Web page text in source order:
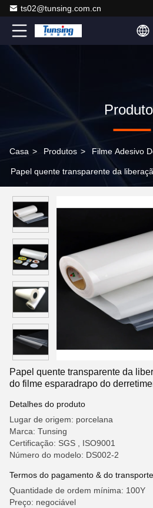
ts02@tunsing.com.cn
Casa > Produtos > Filme Adesivo
Papel quente transparente da
roupa
Papel quente transparente da
do filme esparadrapo do
Detalhes do produto
Lugar de origem: porcelana
Marca: Tunsing
Certificação: SGS , ISO9001
Número do modelo: DS002-2
Termos do pagamento & do transporte
Quantidade de ordem mínima: 100Y
Preço: negociável